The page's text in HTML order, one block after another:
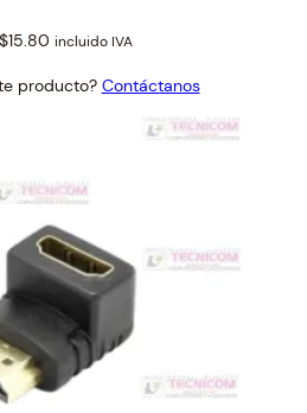
Original
was:
$15.80 Current
is:
incluido IVA
producto? Contáctanos